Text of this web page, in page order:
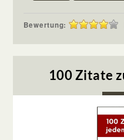
Bewertung: